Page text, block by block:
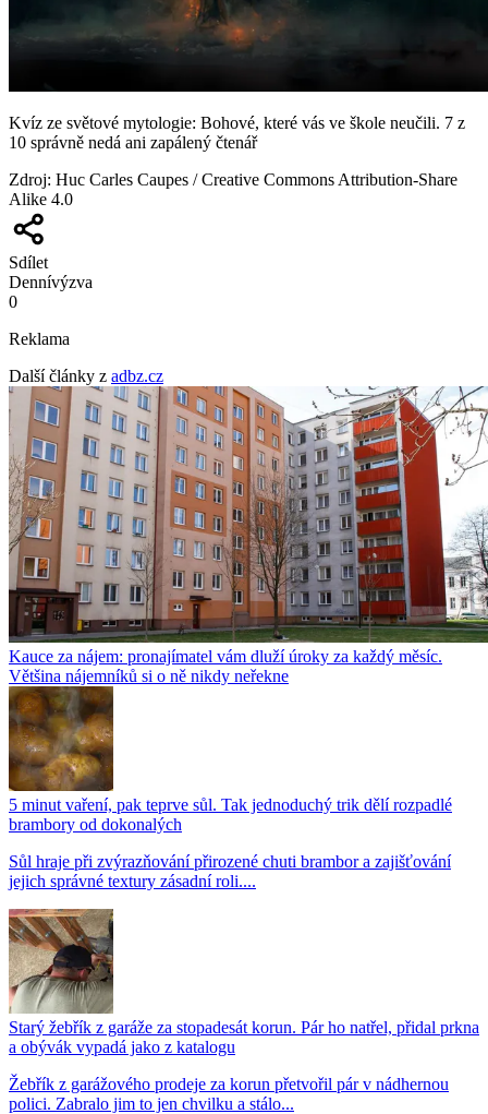
Kvíz ze světové mytologie: Bohové, které vás ve škole neučili. 7 z
10 správně nedá ani zapálený čtenář
Zdroj: Huc Carles Caupes / Creative Commons Attribution-Share
Alike 4.0
Sdílet
Dennívýzva
0
Reklama
Další články z adbz.cz
Kauce za nájem: pronajímatel vám dluží úroky za každý měsíc.
Většina nájemníků si o ně nikdy neřekne
5 minut vaření, pak teprve sůl. Tak jednoduchý trik dělí rozpadlé
brambory od dokonalých
Sůl hraje při zvýrazňování přirozené chuti brambor a zajišťování
jejich správné textury zásadní roli....
Starý žebřík z garáže za stopadesát korun. Pár ho natřel, přidal prkna
a obývák vypadá jako z katalogu
Žebřík z garážového prodeje za korun přetvořil pár v nádhernou
polici. Zabralo jim to jen chvilku a stálo...